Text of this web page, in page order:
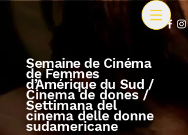
Semaine de Cinéma
de Femmes
d’Amérique du Sud /
Cinema de dones /
Settimana del
cinema delle donne
sudamericane